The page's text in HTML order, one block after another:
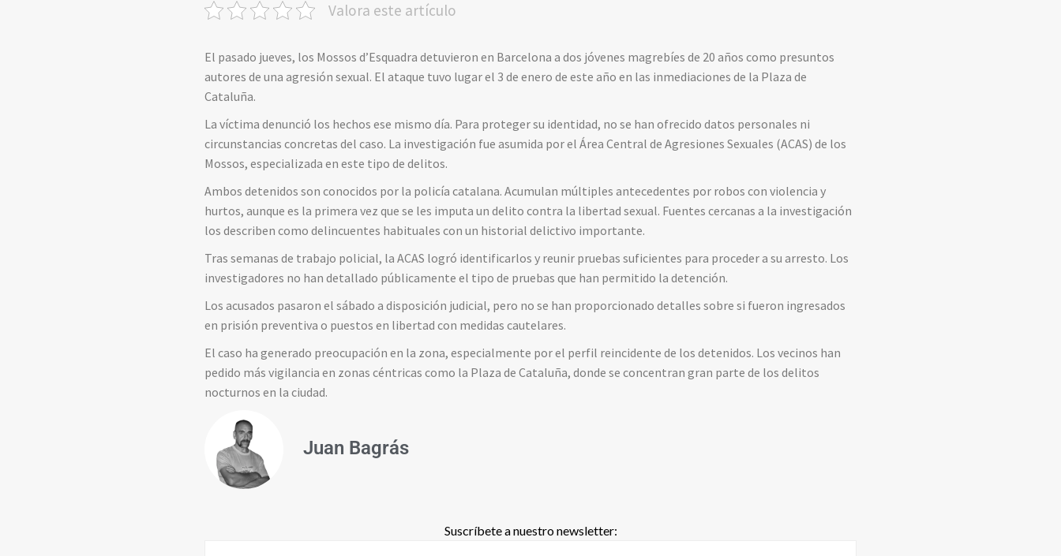
Valora este artículo
El pasado jueves, los Mossos d’Esquadra detuvieron en Barcelona a dos jóvenes magrebíes de 20 años como presuntos
autores de una agresión sexual. El ataque tuvo lugar el 3 de enero de este año en las inmediaciones de la Plaza de
Cataluña.
La víctima denunció los hechos ese mismo día. Para proteger su identidad, no se han ofrecido datos personales ni
circunstancias concretas del caso. La investigación fue asumida por el Área Central de Agresiones Sexuales (ACAS) de los
Mossos, especializada en este tipo de delitos.
Ambos detenidos son conocidos por la policía catalana. Acumulan múltiples antecedentes por robos con violencia y
hurtos, aunque es la primera vez que se les imputa un delito contra la libertad sexual. Fuentes cercanas a la investigación
los describen como delincuentes habituales con un historial delictivo importante.
Tras semanas de trabajo policial, la ACAS logró identificarlos y reunir pruebas suficientes para proceder a su arresto. Los
investigadores no han detallado públicamente el tipo de pruebas que han permitido la detención.
Los acusados pasaron el sábado a disposición judicial, pero no se han proporcionado detalles sobre si fueron ingresados
en prisión preventiva o puestos en libertad con medidas cautelares.
El caso ha generado preocupación en la zona, especialmente por el perfil reincidente de los detenidos. Los vecinos han
pedido más vigilancia en zonas céntricas como la Plaza de Cataluña, donde se concentran gran parte de los delitos
nocturnos en la ciudad.
Juan Bagrás
Suscríbete a nuestro newsletter: